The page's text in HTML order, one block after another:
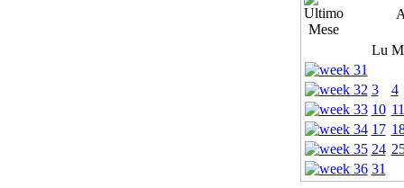
Lu
3
4
10 11
17
24
31